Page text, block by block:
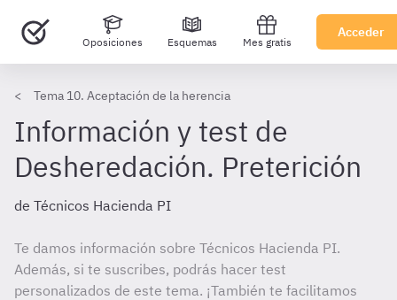
Oposiciones Esquemas Mes gratis
Acceder
Tema 10. Aceptación de la herencia
Información y test de
Desheredación. Preterición
de Técnicos Hacienda PI
Te damos información sobre Técnicos Hacienda PI.
Además, si te suscribes, podrás hacer test
personalizados de este tema. ¡También te facilitamos